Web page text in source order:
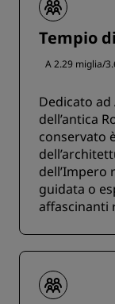
Tempio
A 2.29 miglia/
Dedicato
dell’antica
conservato
dell’Impero
guidata o
affascinanti